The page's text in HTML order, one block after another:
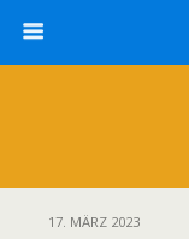
17. MÄRZ 2023